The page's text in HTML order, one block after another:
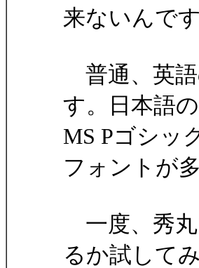
来ないんです
普通、英
す。日本語
MS Pゴシッ
フォントが
一度、秀
るか試して